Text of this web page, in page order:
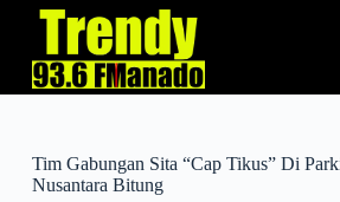
p
n
Tim Gabungan Sita “Cap Tikus” Di
Nusantara Bitung